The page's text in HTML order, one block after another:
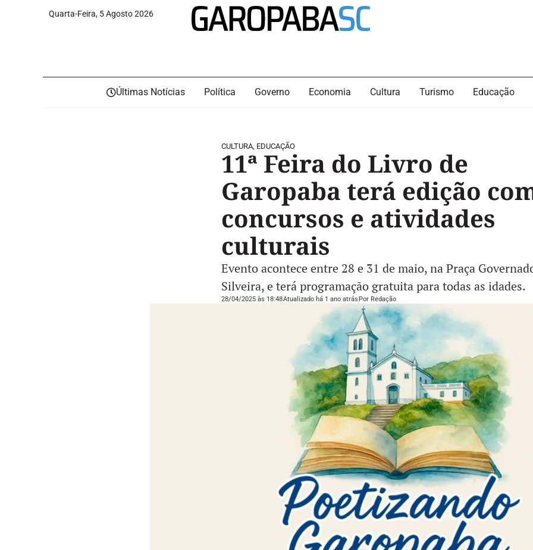
Quarta-Feira, 5 Agosto 2026
Últimas Notícias Política Governo Economia Cultura Turismo Educação
CULTURA, EDUCAÇÃO
11ª Feira do Livro de
Garopaba terá edição
concursos e atividades
culturais
Evento acontece entre 28 e 31 de maio, na Praça
Silveira, e terá programação gratuita para todas as idades.
28/04/2025 às 18:48Atualizado há 1 ano atrás Por Redação